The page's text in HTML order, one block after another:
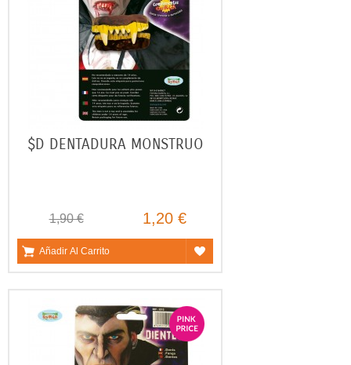
$D DENTADURA MONSTRUO
1,90 € 1,20 €
Añadir Al Carrito